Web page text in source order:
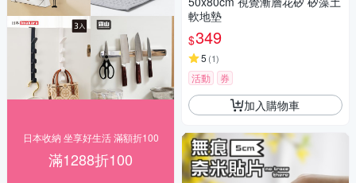
日本收納 坐享好生活 滿額折100
滿1288折100
軟地墊
$349
5 (1)
活動 券
加入購物車